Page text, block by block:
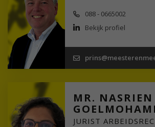
088 - 0665002
Bekijk profiel
MR. NASRIEN
JURIST